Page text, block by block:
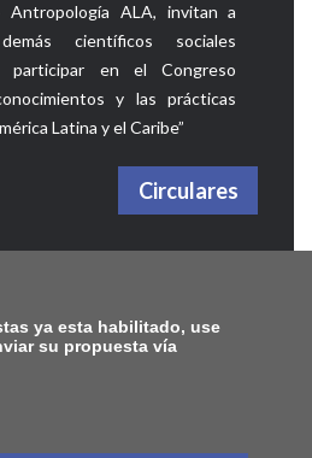
Antropología ALA, invitan a
científicos sociales
participar en el Congreso
y las prácticas
Latina y el Caribe”
Circulares
ya esta habilitado, use
su propuesta vía